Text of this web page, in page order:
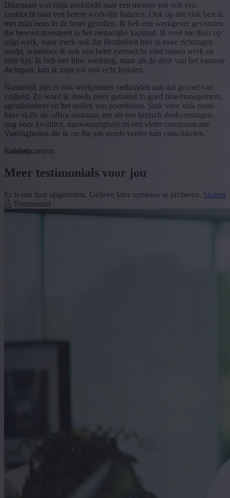
Daarnaast was mijn zoektocht naar een nieuwe job ook een
zoektocht naar een betere work-life balance. Ook op dat vlak ben ik
met mijn neus in de boter gevallen. Ik heb een werkgever gevonden
die bewust investeert in het menselijke kapitaal. Ik voel me thuis op
mijn werk, maar merk ook dat flexibiliteit hier in twee richtingen
werkt, waardoor ik ook een beter evenwicht vind tussen werk en
vrije tijd. Ik heb een fijne werkdag, maar als de deur van het kantoor
dichtgaat, kan ik mijn job ook echt loslaten.
Natuurlijk zijn er ook werkpunten verbonden aan dat gevoel van
vrijheid. Zo word ik steeds meer getraind in goed timemanagement,
agendabeheer en het stellen van prioriteiten. Stuk voor stuk must-
have skills als office assistant, net als een kritisch denkvermogen,
oog voor kwaliteit, nauwkeurigheid en een vlotte communicatie.
Vaardigheden die ik on the job steeds verder kan ontwikkelen.’
Loading...
Related content
Meer testimonials voor jou
Er is een fout opgetreden. Gelieve later opnieuw te proberen. Sluiten
Testimonial